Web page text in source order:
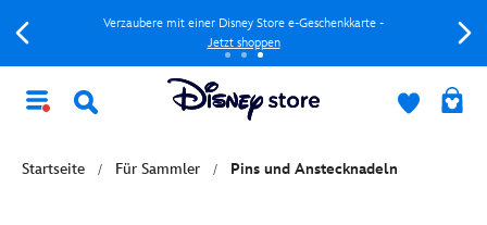
Verzaubere mit einer Disney Store e-Geschenkkarte -
Jetzt shoppen
Startseite Für Sammler Pins und Anstecknadeln